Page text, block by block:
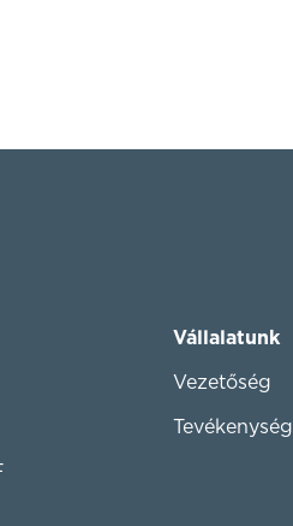
Vállalatunk
Vezetőség
Tevékenység